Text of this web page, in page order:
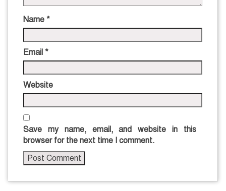
Name *
Email *
Website
Save my name, email, and website in this
browser for the next time I comment.